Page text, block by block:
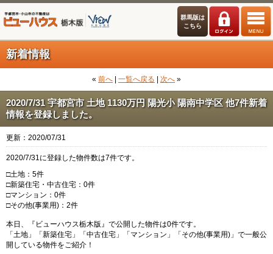
群馬版は
こちら
新着情報
« 前へ 一覧へ戻る 次へ »
2020/7/31 宇都宮市 土地 1130万円 陽光小 陽南中学区 他7件新着
情報を登録しました。
更新：2020/07/31
2020/7/31に登録した物件数は7件です。
□土地：5件
□新築住宅・中古住宅：0件
□マンション：0件
□その他(事業用)：2件
本日、『ビューハウス栃木版』で公開した物件は0件です。
「土地」「新築住宅」「中古住宅」「マンション」「その他(事業用)」で一般公
開している物件をご紹介！